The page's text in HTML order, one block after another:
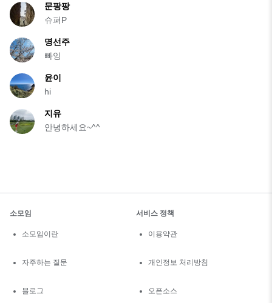
문팡팡
슈퍼P
명선주
빠잉
윤이
hi
지유
안녕하세요~^^
소모임
소모임이란
자주하는 질문
블로그
서비스 정책
이용약관
개인정보 처리방침
오픈소스